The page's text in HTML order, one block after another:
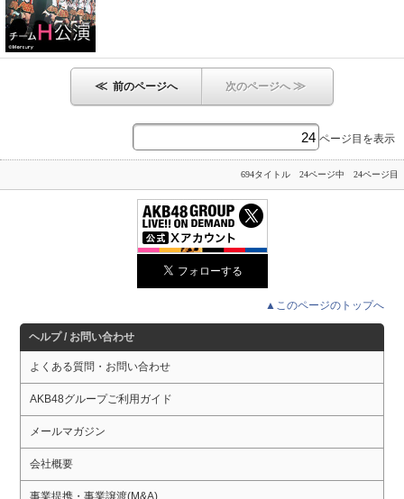
≪ 前のページへ 次のページへ≫
ページ目を表示
694タイトル 24ページ中 24ページ目
▲このページのトップへ
ヘルプ / お問い合わせ
よくある質問・お問い合わせ
AKB48グループご利用ガイド
メールマガジン
会社概要
事業提携・事業譲渡(M&A)